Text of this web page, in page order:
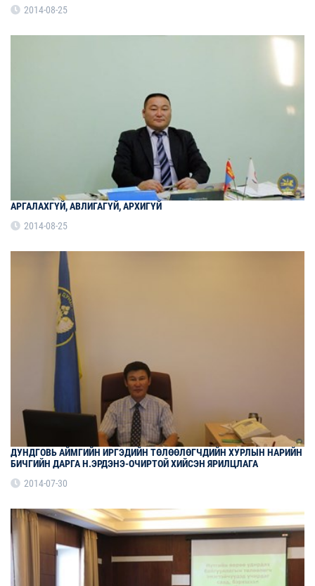
2014-08-25
АРГАЛАХГҮЙ, АВЛИГАГҮЙ, АРХИГҮЙ
2014-08-25
ДУНДГОВЬ АЙМГИЙН ИРГЭДИЙН ТӨЛӨӨЛӨГЧДИЙН ХУРЛЫН НАРИЙН
БИЧГИЙН ДАРГА Н.ЭРДЭНЭ-ОЧИРТОЙ ХИЙСЭН ЯРИЛЦЛАГА
2014-07-30